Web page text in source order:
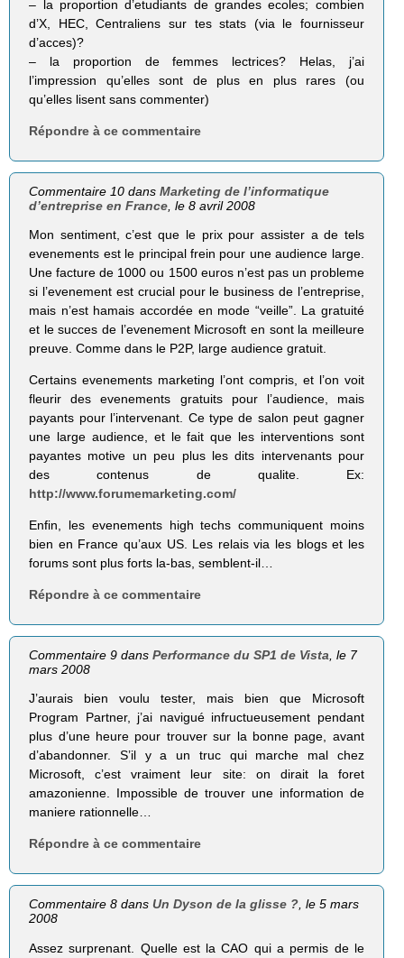
– la proportion d’etudiants de grandes ecoles; combien
d’X, HEC, Centraliens sur tes stats (via le fournisseur
d’acces)?
– la proportion de femmes lectrices? Helas, j’ai
l’impression qu’elles sont de plus en plus rares (ou
qu’elles lisent sans commenter)
Répondre à ce commentaire
Commentaire 10 dansMarketing de l’informatique
d’entreprise en France , le 8 avril 2008
Mon sentiment, c’est que le prix pour assister a de tels
evenements est le principal frein pour une audience large.
Une facture de 1000 ou 1500 euros n’est pas un probleme
si l’evenement est crucial pour le business de l’entreprise,
mais n’est hamais accordée en mode “veille”. La gratuité
et le succes de l’evenement Microsoft en sont la meilleure
preuve. Comme dans le P2P, large audience gratuit.
Certains evenements marketing l’ont compris, et l’on voit
fleurir des evenements gratuits pour l’audience, mais
payants pour l’intervenant. Ce type de salon peut gagner
une large audience, et le fait que les interventions sont
payantes motive un peu plus les dits intervenants pour
des contenus de qualite. Ex:
http://www.forumemarketing.com/
Enfin, les evenements high techs communiquent moins
bien en France qu’aux US. Les relais via les blogs et les
forums sont plus forts la-bas, semblent-il…
Répondre à ce commentaire
Commentaire 9 dansPerformance du SP1 de Vista, le 7
mars 2008
J’aurais bien voulu tester, mais bien que Microsoft
Program Partner, j’ai navigué infructueusement pendant
plus d’une heure pour trouver sur la bonne page, avant
d’abandonner. S’il y a un truc qui marche mal chez
Microsoft, c’est vraiment leur site: on dirait la foret
amazonienne. Impossible de trouver une information de
maniere rationnelle…
Répondre à ce commentaire
Commentaire 8 dansUn Dyson de la glisse ?, le 5 mars
2008
Assez surprenant. Quelle est la CAO qui a permis de le